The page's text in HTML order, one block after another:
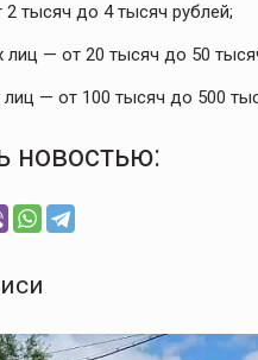
тысяч до 4 тысяч рублей;
— от 20 тысяч до 50
— от 100 тысяч до 500
новостью: